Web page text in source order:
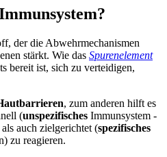
der die Abwehrmechanismen
stärkt. Wie das Spurenelement
bereit ist, sich zu verteidigen,
, zum anderen hilft es
(unspezifisches Immunsystem -
auch zielgerichtet (spezifisches
zu reagieren.